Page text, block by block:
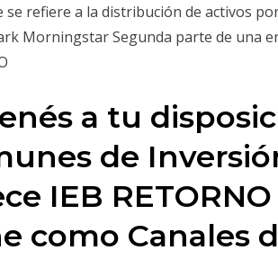
se refiere a la distribución de activos
Morningstar Segunda parte de una
a tu
de
IEB
como Canales